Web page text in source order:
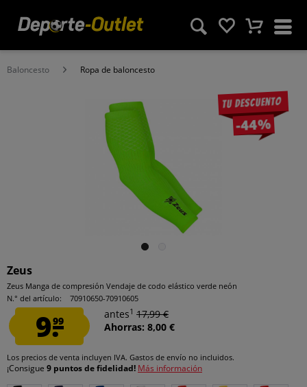
Baloncesto Ropa de baloncesto
Tu descuento
-44%
Zeus
Zeus Manga de compresión Vendaje de codo elástico verde neón
N.° del artículo:
70910650-70910605
9.99
antes1 17,99 €
Ahorras: 8,00 €
Los precios de venta incluyen IVA. Gastos de envío no incluidos.
¡Consigue 9 puntos de fidelidad! Más información